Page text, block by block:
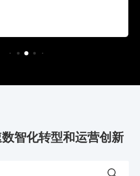
智化转型和运营创新